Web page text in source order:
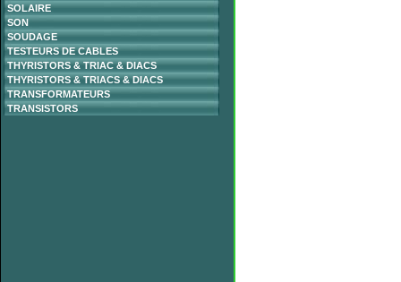
SOLAIRE
SON
SOUDAGE
TESTEURS DE CABLES
THYRISTORS & TRIAC & DIACS
THYRISTORS & TRIACS & DIACS
TRANSFORMATEURS
TRANSISTORS